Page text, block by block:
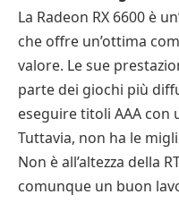
La Radeon RX 6600 è
che offre un’ottima
valore. Le sue
parte dei giochi più
eseguire titoli AAA con
Tuttavia, non ha le
Non è all’altezza della
comunque un buon